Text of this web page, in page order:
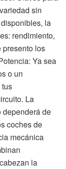
sin
la
rendimiento,
presento los
Ya sea
o un
La
de
coches de
mecánica
la